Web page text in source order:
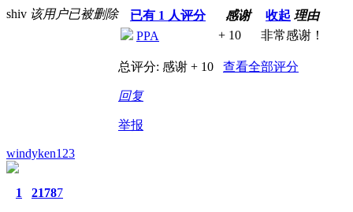
shiv 该用户已被删除 已有 1 人评分 感谢 收起 理由
PPA
+ 10 非常感谢！
总评分: 感谢 + 10 查看全部评分
回复
举报
windyken123
1 21787